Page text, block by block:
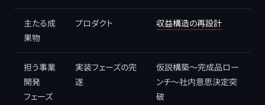
主たる成
果物
プロダクト 収益構造の再設計
担う事業
開発
フェーズ
実装フェーズの完
遂
仮説構築〜完成品ロー
ンチ〜社内意思決定突
破